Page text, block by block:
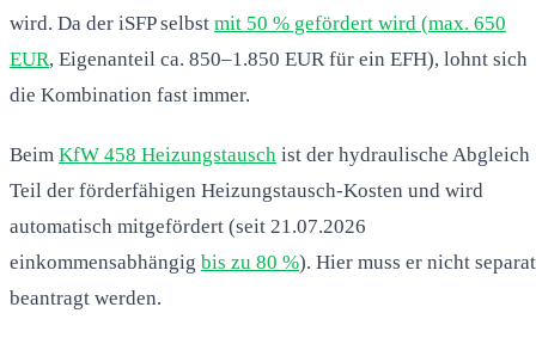
wird. Da der iSFP selbst mit 50 % gefördert wird (max. 650
EUR, Eigenanteil ca. 850–1.850 EUR für ein EFH), lohnt sich
die Kombination fast immer.
Beim KfW 458 Heizungstausch ist der hydraulische Abgleich
Teil der förderfähigen Heizungstausch-Kosten und wird
automatisch mitgefördert (seit 21.07.2026
einkommensabhängig bis zu 80 %). Hier muss er nicht separat
beantragt werden.